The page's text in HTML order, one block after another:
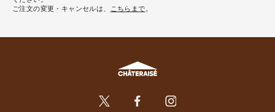
ご注文の変更・キャンセルは、
こちらまで